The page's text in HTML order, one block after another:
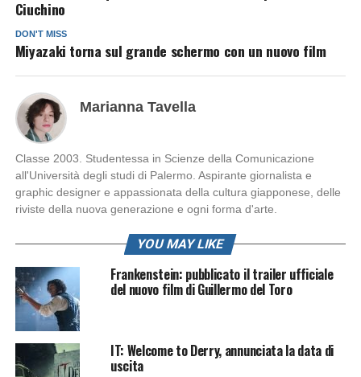
Ciuchino
DON'T MISS
Miyazaki torna sul grande schermo con un nuovo film
Marianna Tavella
Classe 2003. Studentessa in Scienze della Comunicazione
all'Università degli studi di Palermo. Aspirante giornalista e
graphic designer e appassionata della cultura giapponese, delle
riviste della nuova generazione e ogni forma d'arte.
YOU MAY LIKE
Frankenstein: pubblicato il trailer ufficiale
del nuovo film di Guillermo del Toro
IT: Welcome to Derry, annunciata la data di
uscita